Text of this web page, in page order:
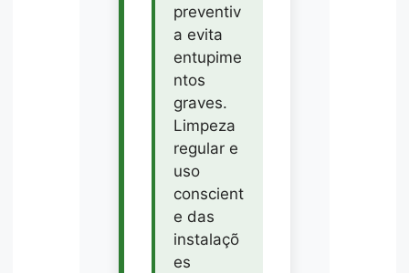
preventiv
a evita
entupime
ntos
graves.
Limpeza
regular e
uso
conscient
e das
instalaçõ
es